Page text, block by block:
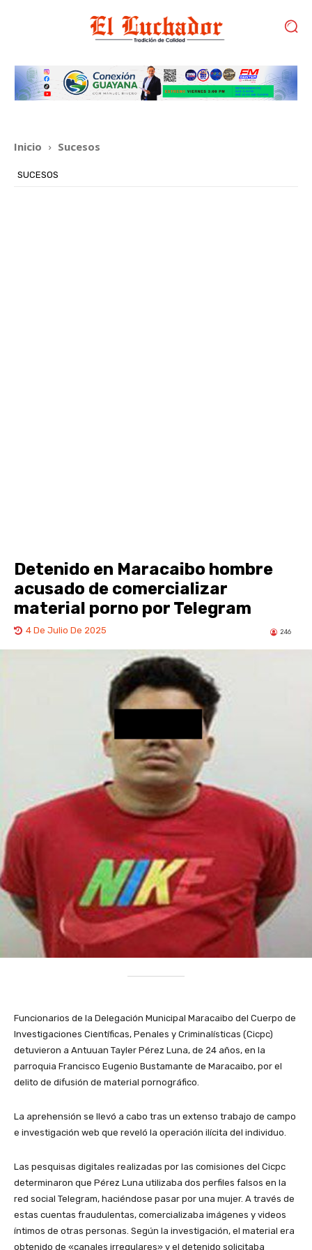
Inicio Sucesos
SUCESOS
Detenido en Maracaibo hombre
acusado de comercializar
material porno por Telegram
4 De Julio De 2025 246
Funcionarios de la Delegación Municipal Maracaibo del Cuerpo de
Investigaciones Científicas, Penales y Criminalísticas (Cicpc)
detuvieron a Antuuan Tayler Pérez Luna, de 24 años, en la
parroquia Francisco Eugenio Bustamante de Maracaibo, por el
delito de difusión de material pornográfico.
La aprehensión se llevó a cabo tras un extenso trabajo de campo
e investigación web que reveló la operación ilícita del individuo.
Las pesquisas digitales realizadas por las comisiones del Cicpc
determinaron que Pérez Luna utilizaba dos perfiles falsos en la
red social Telegram, haciéndose pasar por una mujer. A través de
estas cuentas fraudulentas, comercializaba imágenes y videos
íntimos de otras personas. Según la investigación, el material era
obtenido de «canales irregulares» y el detenido solicitaba